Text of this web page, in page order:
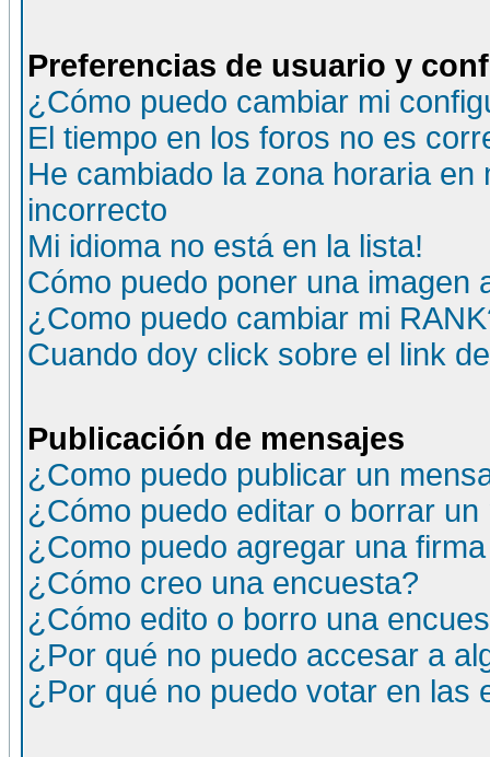
Preferencias de usuario y
¿Cómo puedo cambiar mi
El tiempo en los foros no es
He cambiado la zona horaria
incorrecto
Mi idioma no está en la lista!
Cómo puedo poner una imagen
¿Como puedo cambiar mi
Cuando doy click sobre el link
Publicación de mensajes
¿Como puedo publicar un
¿Cómo puedo editar o borrar un
¿Como puedo agregar una
¿Cómo creo una encuesta?
¿Cómo edito o borro una
¿Por qué no puedo accesar a
¿Por qué no puedo votar en las